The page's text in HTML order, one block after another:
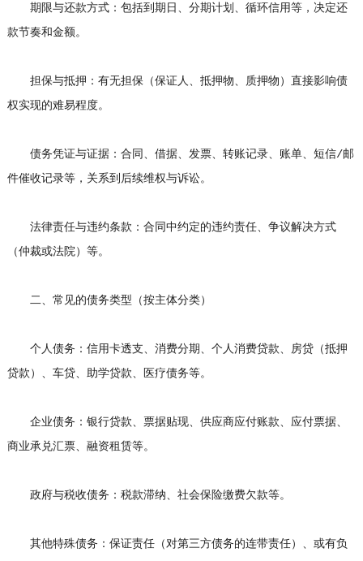
期限与还款方式：包括到期日、分期计划、循环信用等，决定还
款节奏和金额。
担保与抵押：有无担保（保证人、抵押物、质押物）直接影响债
权实现的难易程度。
债务凭证与证据：合同、借据、发票、转账记录、账单、短信/邮
件催收记录等，关系到后续维权与诉讼。
法律责任与违约条款：合同中约定的违约责任、争议解决方式
（仲裁或法院）等。
二、常见的债务类型（按主体分类）
个人债务：信用卡透支、消费分期、个人消费贷款、房贷（抵押
贷款）、车贷、助学贷款、医疗债务等。
企业债务：银行贷款、票据贴现、供应商应付账款、应付票据、
商业承兑汇票、融资租赁等。
政府与税收债务：税款滞纳、社会保险缴费欠款等。
其他特殊债务：保证责任（对第三方债务的连带责任）、或有负